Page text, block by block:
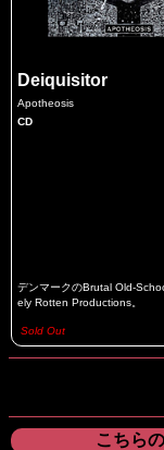
Deiquisitor
Apotheosis
CD
デンマークのBrutal Old-
ely Rotten Productions。
Sold Out
こちら